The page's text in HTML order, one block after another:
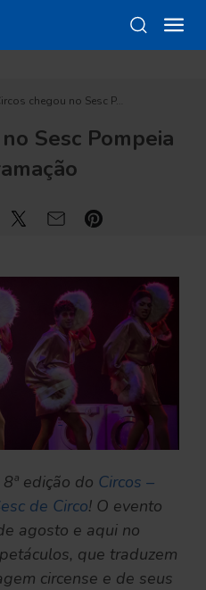
chegou no Sesc P…
Sesc Pompeia
edição do Circos –
de Circo! O evento
agosto e aqui no
que traduzem
circense e de seus